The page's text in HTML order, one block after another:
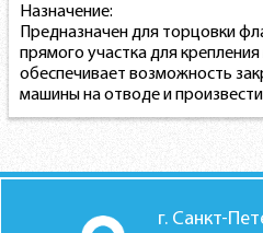
Назначение:
Предназначен для торцовки
прямого участка для
обеспечивает возможность
машины на отводе и
г. Санкт-